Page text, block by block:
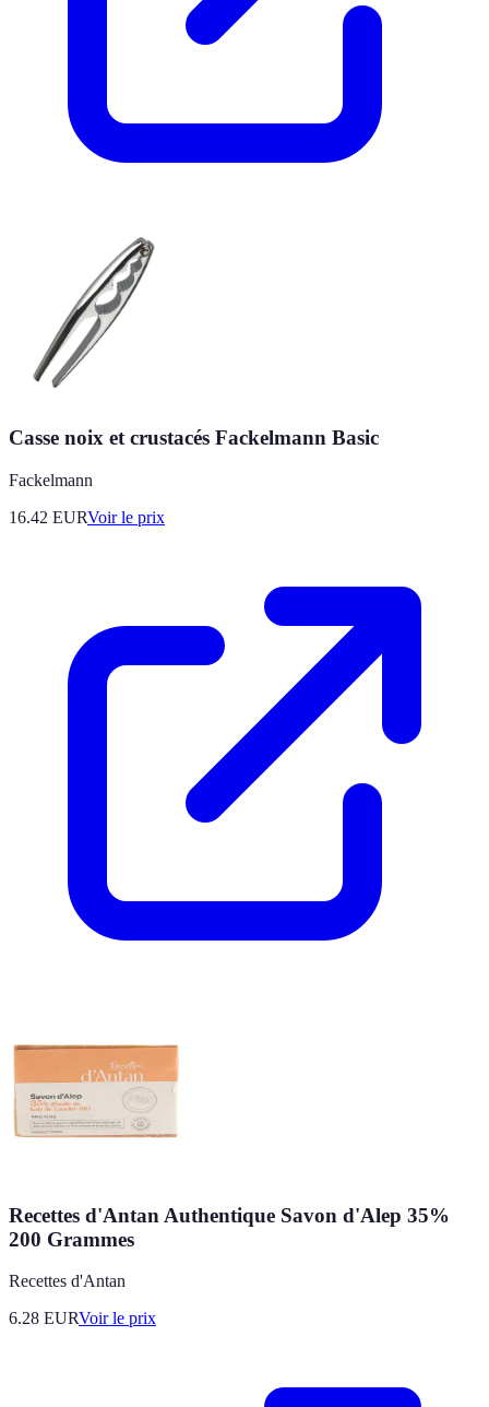
Casse noix et crustacés Fackelmann Basic
Fackelmann
16.42 EURVoir le prix
Recettes d'Antan Authentique Savon d'Alep 35%
200 Grammes
Recettes d'Antan
6.28 EURVoir le prix